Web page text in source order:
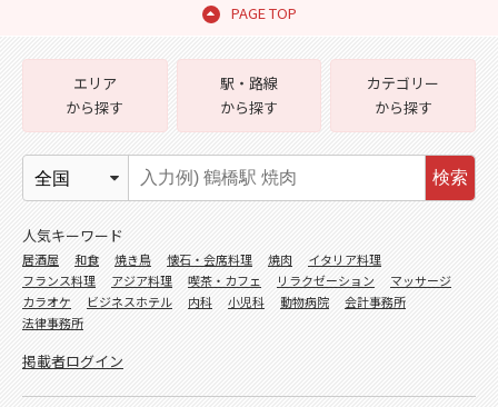
PAGE TOP
エリア
から探す
駅・路線
から探す
カテゴリー
から探す
検索
人気キーワード
居酒屋 和食 焼き鳥 懐石・会席料理 焼肉
イタリア料理
フランス料理
アジア料理 喫茶・カフェ リラクゼーション
マッサージ
カラオケ
ビジネスホテル 内科 小児科 動物病院
会計事務所
法律事務所
掲載者ログイン